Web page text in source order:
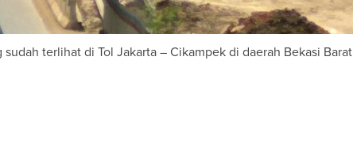
terlihat di Tol Jakarta – Cikampek di daerah Bekasi Barat